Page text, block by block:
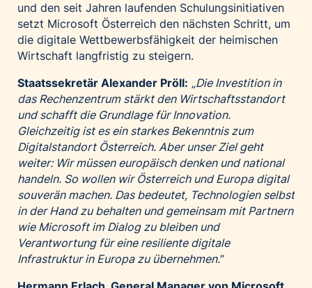
Polestar
REXEL Austria
Starbucks
Superbrands Austria
Tante Fanny
Vollpension
win2day
Wolt
woom bikes
Kontakt
und den seit Jahren laufenden Schulungsinitiativen
setzt Microsoft Österreich den nächsten Schritt, um
die digitale Wettbewerbsfähigkeit der heimischen
Wirtschaft langfristig zu steigern.
Staatssekretär Alexander Pröll: „Die Investition in
das Rechenzentrum stärkt den Wirtschaftsstandort
und schafft die Grundlage für Innovation.
Gleichzeitig ist es ein starkes Bekenntnis zum
Digitalstandort Österreich. Aber unser Ziel geht
weiter: Wir müssen europäisch denken und national
handeln. So wollen wir Österreich und Europa digital
souverän machen. Das bedeutet, Technologien selbst
in der Hand zu behalten und gemeinsam mit Partnern
wie Microsoft im Dialog zu bleiben und
Verantwortung für eine resiliente digitale
Infrastruktur in Europa zu übernehmen.“